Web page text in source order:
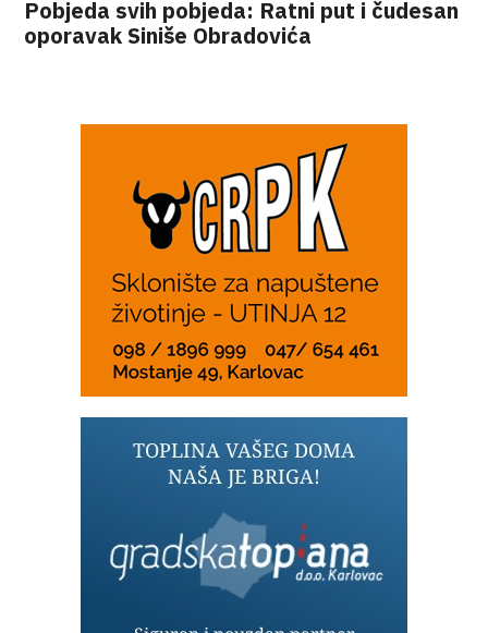
Pobjeda svih pobjeda: Ratni put i čudesan
oporavak Siniše Obradovića